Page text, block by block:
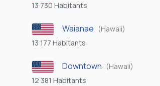
13 730 Habitants
Waianae (Hawaii)
13 177 Habitants
Downtown (Hawaii)
12 381 Habitants